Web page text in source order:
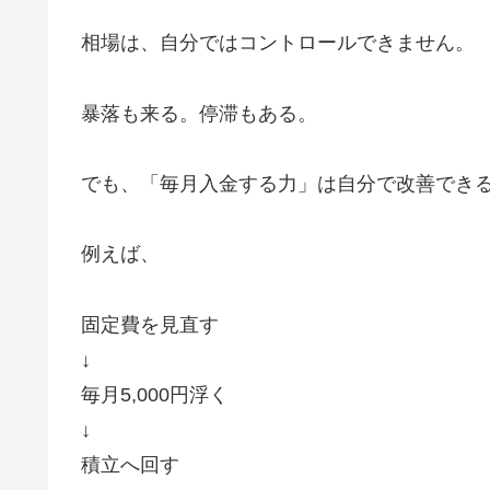
相場は、自分ではコントロールできません。
暴落も来る。停滞もある。
でも、「毎月入金する力」は自分で改善でき
例えば、
固定費を見直す
↓
毎月5,000円浮く
↓
積立へ回す